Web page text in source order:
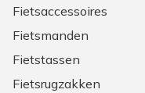
Fietsaccessoires
Fietsmanden
Fietstassen
Fietsrugzakken